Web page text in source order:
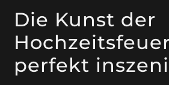
Die Kunst der
perfekt